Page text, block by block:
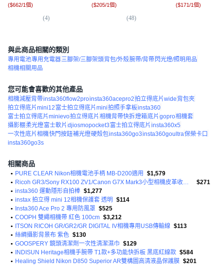
($662/1個)
(4)
($205/1個)
(48)
($171/1個)
與此商品相關的類別
專用電池專用充電器三腳架/三腳架頭背包/外殼腕帶/背帶 閃光燈/照明用品
相機相關用品
您可能會喜歡的其他產品
相機減壓背帶insta360flow2proinsta360acepro2拍立得底片wide背包夾
拍立得底片mini12 富士拍立得底片mini拍照手拿板insta360
富士拍立得底片minievo拍立得底片 相機背帶快拆燈箱底片 gopro相機套
攝影棚柔光燈富士軟片 djiosmopocket3 富士拍立得底片 insta360x5
一次性底片相機快門按鈕補光燈硬殼包insta360go3insta360goultra保榮卡口
insta360go3s
相關商品
• PURE CLEAR Nikon相機電池手柄 MB-D200適用
$1,579
•
Ricoh GR3/Sony RX100 ZV1/Canon G7X Mark3小型相機皮革收納包 咖啡 M
$271
• insta360 運動隱形自拍棒 $1,277
• instax 拍立得 mini 12相機保護套 透明 $114
•
Insta360 Ace Pro 2 專用防風罩 $525
• COOPH 雙繩相機帶 紅色 100cm $3,212
•
ITSON RICOH GR/GR2/GR DIGITAL IV相機專用USB傳輸線 $113
• 絲綢攝影背景布 紫色 $130
• GOOSPERY 鏡頭清潔劑一次性清潔濕巾 $129
•
INDISUN Heritage相機手腕帶 T1款+多功能快拆板 黑底紅線款 $584
• Healing Shield Nikon D850 Superior AR雙構圖高清液晶保護膜 $201